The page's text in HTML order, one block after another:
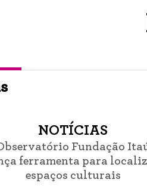
NOTÍCIAS
Fundação
ferramenta para
espaços culturais